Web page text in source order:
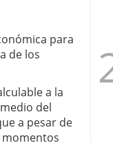
para
de los
a la
del
a pesar de
momentos